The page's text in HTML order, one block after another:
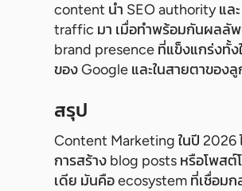
content นำ SEO authority แล
traffic มา เมื่อทำพร้อมกันผลลั
brand presence ที่แข็งแกร่งทั้ง
ของ Google และในสายตาของลู
สรุป
Content Marketing ในปี 2026
การสร้าง blog posts หรือโพสต์
เดีย มันคือ ecosystem ที่เชื่อม